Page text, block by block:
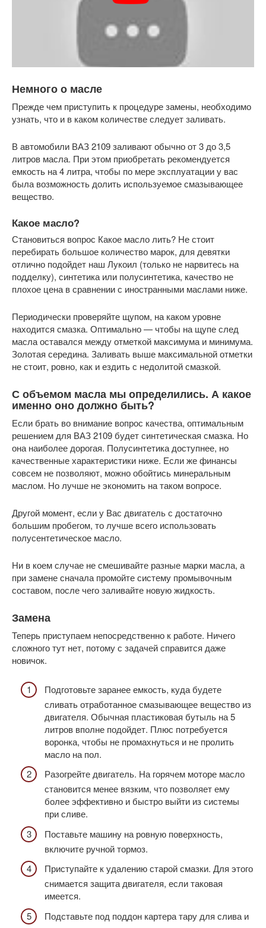
Немного о масле
Прежде чем приступить к процедуре замены, необходимо
узнать, что и в каком количестве следует заливать.
В автомобили ВАЗ 2109 заливают обычно от 3 до 3,5
литров масла. При этом приобретать рекомендуется
емкость на 4 литра, чтобы по мере эксплуатации у вас
была возможность долить используемое смазывающее
вещество.
Какое масло?
Становиться вопрос Какое масло лить? Не стоит
перебирать большое количество марок, для девятки
отлично подойдет наш Лукоил (только не нарвитесь на
подделку), синтетика или полусинтетика, качество не
плохое цена в сравнении с иностранными маслами ниже.
Периодически проверяйте щупом, на каком уровне
находится смазка. Оптимально — чтобы на щупе след
масла оставался между отметкой максимума и минимума.
Золотая середина. Заливать выше максимальной отметки
не стоит, ровно, как и ездить с недолитой смазкой.
С объемом масла мы определились. А какое
именно оно должно быть?
Если брать во внимание вопрос качества, оптимальным
решением для ВАЗ 2109 будет синтетическая смазка. Но
она наиболее дорогая. Полусинтетика доступнее, но
качественные характеристики ниже. Если же финансы
совсем не позволяют, можно обойтись минеральным
маслом. Но лучше не экономить на таком вопросе.
Другой момент, если у Вас двигатель с достаточно
большим пробегом, то лучше всего использовать
полусентетическое масло.
Ни в коем случае не смешивайте разные марки масла, а
при замене сначала промойте систему промывочным
составом, после чего заливайте новую жидкость.
Замена
Теперь приступаем непосредственно к работе. Ничего
сложного тут нет, потому с задачей справится даже
новичок.
Подготовьте заранее емкость, куда будете
сливать отработанное смазывающее вещество из
двигателя. Обычная пластиковая бутыль на 5
литров вполне подойдет. Плюс потребуется
воронка, чтобы не промахнуться и не пролить
масло на пол.
Разогрейте двигатель. На горячем моторе масло
становится менее вязким, что позволяет ему
более эффективно и быстро выйти из системы
при сливе.
Поставьте машину на ровную поверхность,
включите ручной тормоз.
Приступайте к удалению старой смазки. Для этого
снимается защита двигателя, если таковая
имеется.
Подставьте под поддон картера тару для слива и